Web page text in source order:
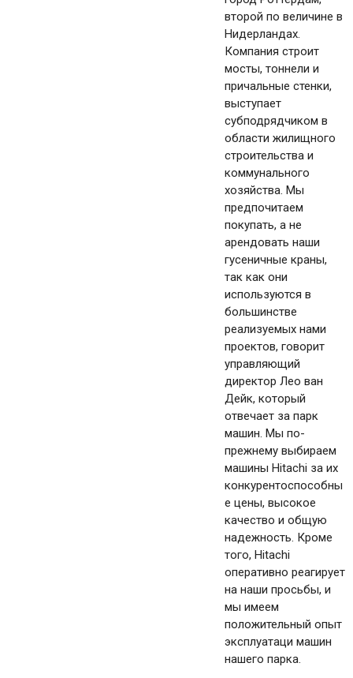
второй по величине в
Нидерландах.
Компания строит
мосты, тоннели и
причальные стенки,
выступает
субподрядчиком в
области жилищного
строительства и
коммунального
хозяйства. Мы
предпочитаем
покупать, а не
арендовать наши
гусеничные краны,
так как они
используются в
большинстве
реализуемых нами
проектов, говорит
управляющий
директор Лео ван
Дейк, который
отвечает за парк
машин. Мы по-
прежнему выбираем
машины Hitachi за их
конкурентоспособны
е цены, высокое
качество и общую
надежность. Кроме
того, Hitachi
оперативно реагирует
на наши просьбы, и
мы имеем
положительный опыт
эксплуатаци машин
нашего парка.